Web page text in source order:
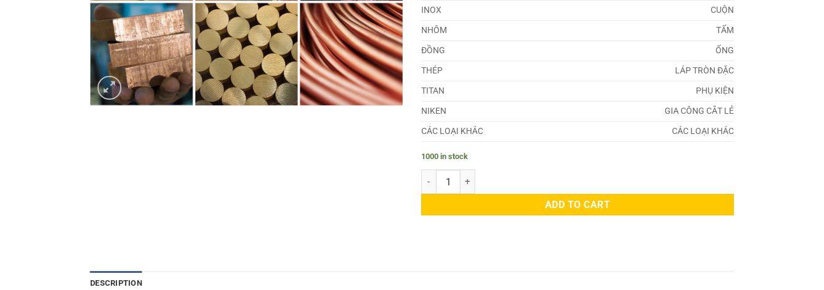
INOX
CUỘN
NHÔM
TẤM
ĐỒNG
ỐNG
THÉP
LÁP TRÒN ĐẶC
TITAN
PHỤ KIỆN
NIKEN
GIA CÔNG CẮT LẺ
CÁC LOẠI KHÁC
CÁC LOẠI KHÁC
1000 in stock
Đồng C52100 quantity
ADD TO CART
DESCRIPTION